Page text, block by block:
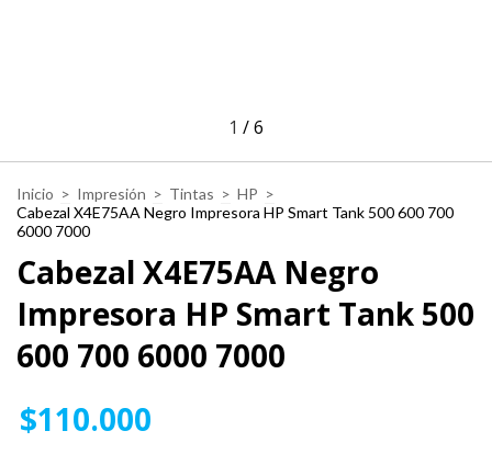
1 /6
Inicio > Impresión > Tintas > HP >
Cabezal X4E75AA Negro Impresora HP Smart Tank 500 600 700
6000 7000
Cabezal X4E75AA Negro
Impresora HP Smart Tank 500
600 700 6000 7000
$110.000